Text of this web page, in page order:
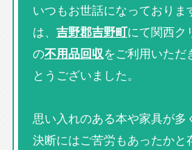
いつもお世話になっておりま
は、 吉野郡吉野町にて関西ク
の不用品回収をご利用いただ
とうございました。
思い入れのある本や家具が多
決断にはご苦労もあったかと